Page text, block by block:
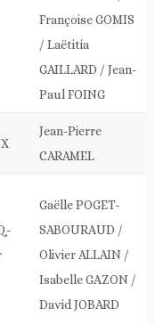
Françoise GOMIS
/ Laëtitia
GAILLARD / Jean-
Paul FOING
Jean-Pierre
CARAMEL
Gaëlle POGET-
SABOURAUD /
Olivier ALLAIN /
Isabelle GAZON /
David JOBARD